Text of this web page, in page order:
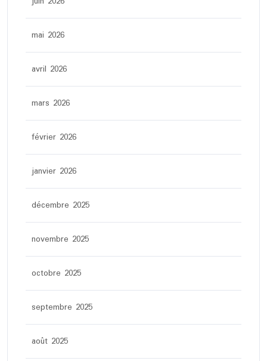
mai 2026
avril 2026
mars 2026
février 2026
janvier 2026
décembre 2025
novembre 2025
octobre 2025
septembre 2025
août 2025